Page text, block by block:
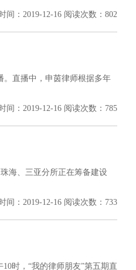
间：2019-12-16 阅读次数：802
。直播中，申茵律师根据多年
间：2019-12-16 阅读次数：785
海、三亚分所正在筹备建设
间：2019-12-16 阅读次数：733
时，“我的律师朋友”第五期直